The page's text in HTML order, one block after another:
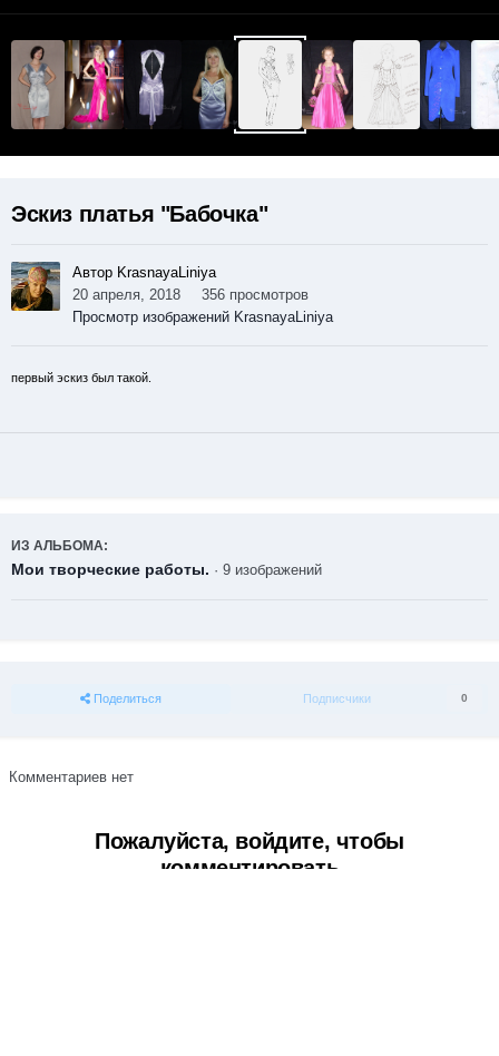
Эскиз платья "Бабочка"
Автор KrasnayaLiniya
20 апреля, 2018
356 просмотров
Просмотр изображений KrasnayaLiniya
первый эскиз был такой.
ИЗ АЛЬБОМА:
Мои творческие работы. · 9 изображений
Поделиться Подписчики 0
Комментариев нет
Пожалуйста, войдите, чтобы
комментировать